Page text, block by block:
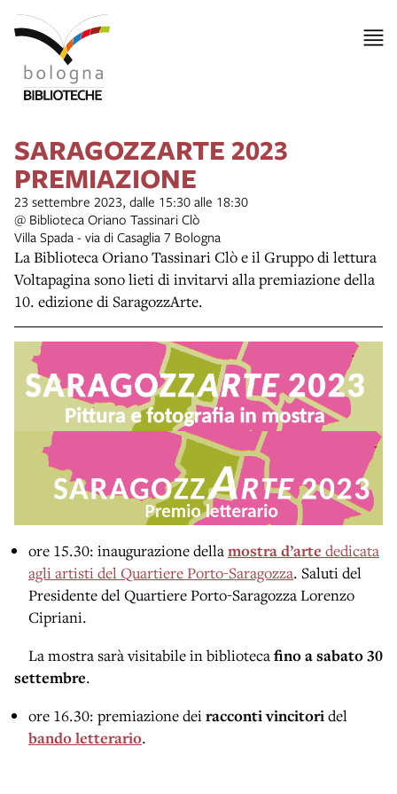
SARAGOZZARTE 2023
PREMIAZIONE
23 settembre 2023, dalle 15:30 alle 18:30
@ Biblioteca Oriano Tassinari Clò
Villa Spada - via di Casaglia 7 Bologna
La Biblioteca Oriano Tassinari Clò e il Gruppo di lettura
Voltapagina sono lieti di invitarvi alla premiazione della
10. edizione di SaragozzArte.
ore 15.30: inaugurazione dellamostra d’arte dedicata
agli artisti del Quartiere Porto-Saragozza. Saluti del
Presidente del Quartiere Porto-Saragozza Lorenzo
Cipriani.
La mostra sarà visitabile in bibliotecafino a sabato 30
settembre.
ore 16.30: premiazione deiracconti vincitoridel
bando letterario.